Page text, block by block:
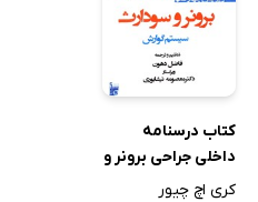
کتاب درسنامه
داخلی جراحی برونر و
کری اچ چیور